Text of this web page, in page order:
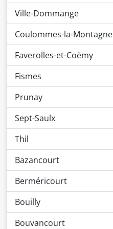
Ville-Dommange
Coulommes-la-Montagne
Faverolles-et-Coëmy
Fismes
Prunay
Sept-Saulx
Thil
Bazancourt
Berméricourt
Bouilly
Bouvancourt